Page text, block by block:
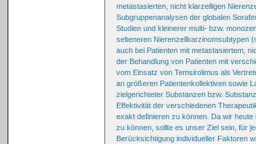
metastasierten, nicht klarzelligen
Subgruppenanalysen der globalen
Studien und kleinerer multi- bzw.
selteneren Nierenzellkarzinomsubtypen
auch bei Patienten mit metastasiertem,
der Behandlung von Patienten mit
vom Einsatz von Temsirolimus als
an größeren Patientenkollektiven sowie
zielgerichteter Substanzen bzw.
Effektivität der verschiedenen
exakt definieren zu können. Da wir
zu können, sollte es unser Ziel sein, für
Berücksichtigung individueller Faktoren